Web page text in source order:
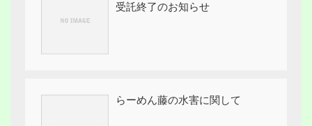
受託終了のお知らせ
らーめん藤の水害に関して